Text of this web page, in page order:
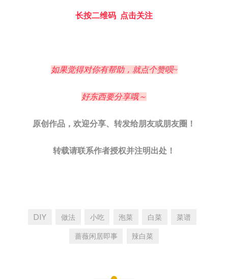
长按二维码 点击关注
如果觉得对你有帮助，就点个赞呗~
好东西要分享哦～
原创作品，欢迎分享、转发给朋友或朋友圈！
转载请联系作者授权并注明出处！
DIY 做法 小吃 泡菜 白菜 菜谱
蔷薇闲居即事 辣白菜